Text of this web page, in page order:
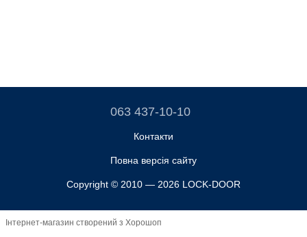
063 437-10-10
Контакти
Повна версія сайту
Copyright © 2010 — 2026 LOCK-DOOR
Інтернет-магазин створений з Хорошоп